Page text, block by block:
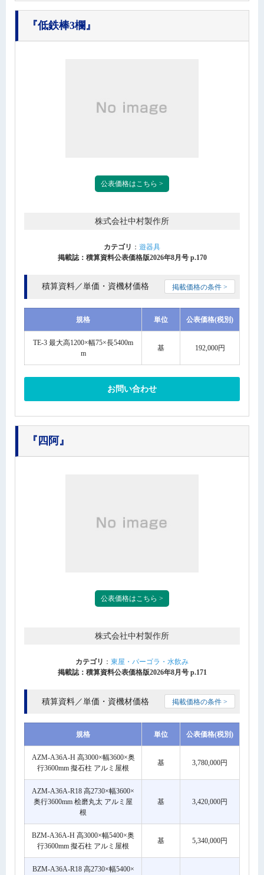
『低鉄棒3欄』
公表価格はこちら >
株式会社中村製作所
カテゴリ ： 遊器具
掲載誌：積算資料公表価格版2026年8月号 p.170
積算資料／単価・資機材価格 掲載価格の条件 >
規格 単位 公表価格(税別)
TE-3 最大高1200×幅75×長5400m
m
基 192,000円
お問い合わせ
『四阿』
公表価格はこちら >
株式会社中村製作所
カテゴリ ： 東屋・パーゴラ・水飲み
掲載誌：積算資料公表価格版2026年8月号 p.171
積算資料／単価・資機材価格 掲載価格の条件 >
規格 単位 公表価格(税別)
AZM-A36A-H 高3000×幅3600×奥
行3600mm 擬石柱 アルミ屋根
基 3,780,000円
AZM-A36A-R18 高2730×幅3600×
奥行3600mm 桧磨丸太 アルミ屋
根
基 3,420,000円
BZM-A36A-H 高3000×幅5400×奥
行3600mm 擬石柱 アルミ屋根
基 5,340,000円
BZM-A36A-R18 高2730×幅5400×